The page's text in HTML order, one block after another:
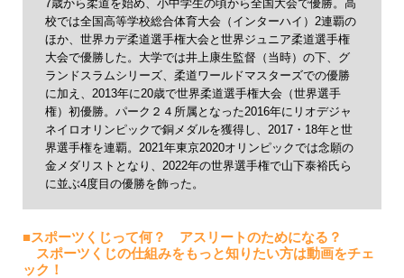
7歳から柔道を始め、小中学生の頃から全国大会で優勝。高
校では全国高等学校総合体育大会（インターハイ）2連覇の
ほか、世界カデ柔道選手権大会と世界ジュニア柔道選手権
大会で優勝した。大学では井上康生監督（当時）の下、グ
ランドスラムシリーズ、柔道ワールドマスターズでの優勝
に加え、2013年に20歳で世界柔道選手権大会（世界選手
権）初優勝。パーク２４所属となった2016年にリオデジャ
ネイロオリンピックで銅メダルを獲得し、2017・18年と世
界選手権を連覇。2021年東京2020オリンピックでは念願の
金メダリストとなり、2022年の世界選手権で山下泰裕氏ら
に並ぶ4度目の優勝を飾った。
■スポーツくじって何？ アスリートのためになる？
スポーツくじの仕組みをもっと知りたい方は動画をチェ
ック！